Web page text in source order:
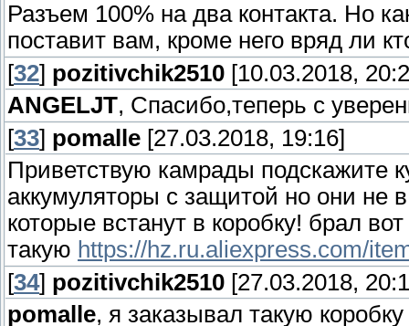
Разъем 100% на два контакта. Но
поставит вам, кроме него вряд ли
[32] pozitivchik2510 [10.03.2018,
ANGELJT, Спасибо,теперь с
[33] pomalle [27.03.2018, 19:16]
Приветствую камрады подскажите
аккумуляторы с защитой но они не
которые встанут в коробку! брал вот
такую https://hz.ru.aliexpress.com/
[34] pozitivchik2510 [27.03.2018,
pomalle, я заказывал такую